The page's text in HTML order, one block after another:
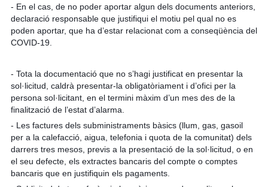
- En el cas, de no poder aportar algun dels documents anteriors,
declaració responsable que justifiqui el motiu pel qual no es
poden aportar, que ha d’estar relacionat com a conseqüència del
COVID-19.
- Tota la documentació que no s’hagi justificat en presentar la
sol·licitud, caldrà presentar-la obligatòriament i d’ofici per la
persona sol·licitant, en el termini màxim d’un mes des de la
finalització de l’estat d’alarma.
- Les factures dels subministraments bàsics (llum, gas, gasoil
per a la calefacció, aigua, telefonia i quota de la comunitat) dels
darrers tres mesos, previs a la presentació de la sol·licitud, o en
el seu defecte, els extractes bancaris del compte o comptes
bancaris que en justifiquin els pagaments.